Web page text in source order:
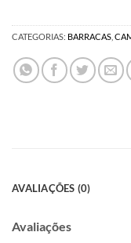
CATEGORIAS: BARRACAS
AVALIAÇÕES (0)
Avaliações